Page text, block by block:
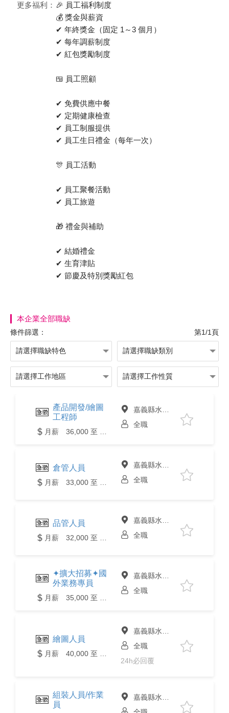
更多福利： 🎉 員工福利制度
💰 獎金與薪資
✔ 年終獎金（固定 1～3 個月）
✔ 每年調薪制度
✔ 紅包獎勵制度
🍱 員工照顧
✔ 免費供應中餐
✔ 定期健康檢查
✔ 員工制服提供
✔ 員工生日禮金（每年一次）
🎊 員工活動
✔ 員工聚餐活動
✔ 員工旅遊
🎁 禮金與補助
✔ 結婚禮金
✔ 生育津貼
✔ 節慶及特別獎勵紅包
本企業全部職缺
條件篩選： 第1/1頁
產品開發/繪圖
工程師
嘉義縣水上鄉
全職
倉管人員
嘉義縣水上鄉
全職
品管人員
嘉義縣水上鄉
全職
✦擴大招募✦國
外業務專員
嘉義縣水上鄉
全職
繪圖人員
嘉義縣水上鄉
全職
24h必回覆
組裝人員/作業
員
嘉義縣水上鄉